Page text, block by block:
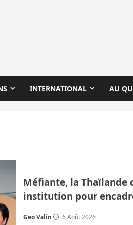
INTERNATIONAL AU
Méfiante, la Thaïlande
institution pour
Geo Valin 6 Août 2026